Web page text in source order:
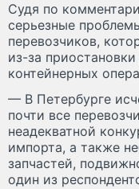
Судя по
серьезные
перевозчиков,
из-за
контейнерных
— В Петербурге
почти все
неадекватной
импорта, а также
запчастей,
один из